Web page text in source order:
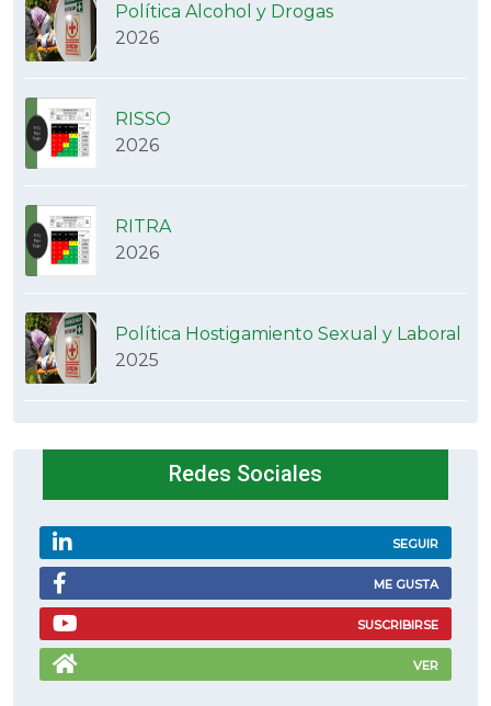
Política Alcohol y Drogas
2026
RISSO
2026
RITRA
2026
Política Hostigamiento Sexual y Laboral
2025
Redes Sociales
SEGUIR
ME GUSTA
SUSCRIBIRSE
VER